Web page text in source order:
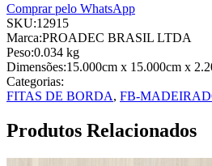
Comprar pelo WhatsApp
SKU:12915
Marca:PROADEC BRASIL LTDA
Peso:0.034 kg
Dimensões:15.000cm x 15.000cm x
Categorias:
FITAS DE BORDA, FB-
Produtos Relacionados